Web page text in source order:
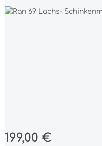
Bildergalerie überspringen
Regulärer Preis:
199,00 €